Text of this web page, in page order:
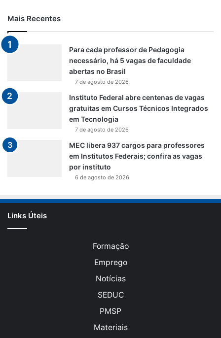
Mais Recentes
Para cada professor de Pedagogia
necessário, há 5 vagas de faculdade
abertas no Brasil
7 de agosto de 2026
Instituto Federal abre centenas de vagas
gratuitas em Cursos Técnicos Integrados
em Tecnologia
7 de agosto de 2026
MEC libera 937 cargos para professores
em Institutos Federais; confira as vagas
por instituto
6 de agosto de 2026
Links Úteis
Formação
Emprego
Notícias
SEDUC
PMSP
Materiais